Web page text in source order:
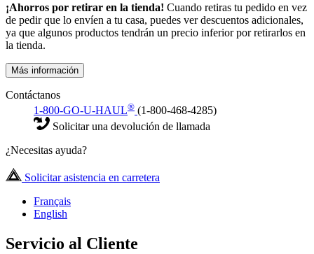
¡Ahorros por retirar en la tienda! Cuando retiras tu pedido en vez
de pedir que lo envíen a tu casa, puedes ver descuentos adicionales,
ya que algunos productos tendrán un precio inferior por retirarlos en
la tienda.
Más información
Contáctanos
1-800-GO-U-HAUL® (1-800-468-4285)
Solicitar una devolución de llamada
¿Necesitas ayuda?
Solicitar asistencia en carretera
Français
English
Servicio al Cliente